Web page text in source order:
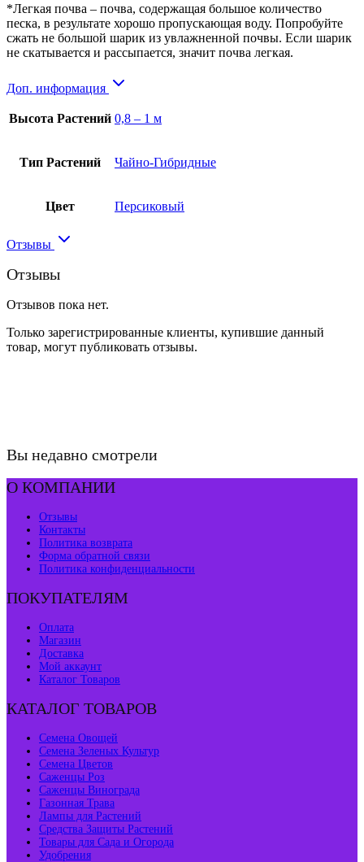
*Легкая почва – почва, содержащая большое количество
песка, в результате хорошо пропускающая воду. Попробуйте
сжать не большой шарик из увлажненной почвы. Если шарик
не скатывается и рассыпается, значит почва легкая.
Доп. информация
Высота Растений 0,8 – 1 м
Тип Растений Чайно-Гибридные
Цвет Персиковый
Отзывы
Отзывы
Отзывов пока нет.
Только зарегистрированные клиенты, купившие данный
товар, могут публиковать отзывы.
Вы недавно смотрели
О КОМПАНИИ
Отзывы
Контакты
Политика возврата
Форма обратной связи
Политика конфиденциальности
ПОКУПАТЕЛЯМ
Оплата
Магазин
Доставка
Мой аккаунт
Каталог Товаров
КАТАЛОГ ТОВАРОВ
Семена Овощей
Семена Зеленых Культур
Семена Цветов
Саженцы Роз
Саженцы Винограда
Газонная Трава
Лампы для Растений
Средства Защиты Растений
Товары для Сада и Огорода
Удобрения